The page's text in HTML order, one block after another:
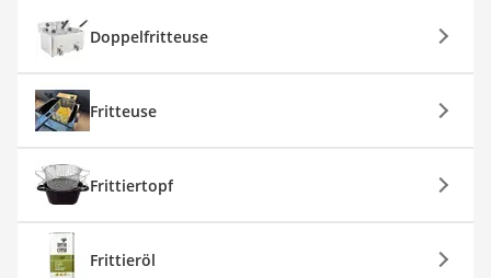
Doppelfritteuse
Fritteuse
Frittiertopf
Frittieröl